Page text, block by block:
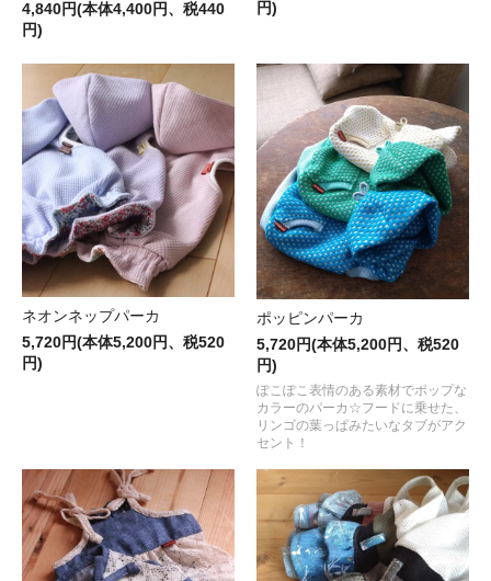
4,840円(本体4,400円、税440
円)
円)
ネオンネップパーカ
5,720円(本体5,200円、税520
円)
ポッピンパーカ
5,720円(本体5,200円、税520
円)
ぽこぽこ表情のある素材でポップな
カラーのパーカ☆フードに乗せた、
リンゴの葉っぱみたいなタブがアク
セント！